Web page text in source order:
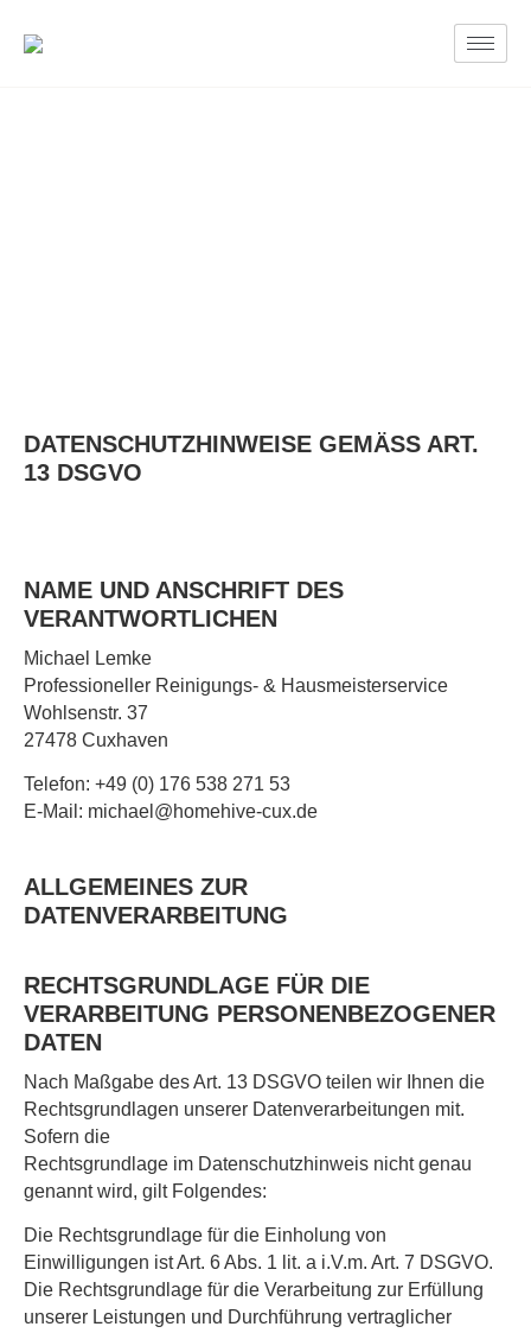
DATENSCHUTZHINWEISE GEMÄSS ART. 1
3 DSGVO
NAME UND ANSCHRIFT DES
VERANTWORTLICHEN
Michael Lemke
Professioneller Reinigungs- & Hausmeisterservice
Wohlsenstr. 37
27478 Cuxhaven
Telefon: +49 (0) 176 538 271 53
E-Mail: michael@homehive-cux.de
ALLGEMEINES ZUR
DATENVERARBEITUNG
RECHTSGRUNDLAGE FÜR DIE
VERARBEITUNG PERSONENBEZOGENER
DATEN
Nach Maßgabe des Art. 13 DSGVO teilen wir Ihnen die
Rechtsgrundlagen unserer Datenverarbeitungen mit.
Sofern die
Rechtsgrundlage im Datenschutzhinweis nicht genau
genannt wird, gilt Folgendes:
Die Rechtsgrundlage für die Einholung von
Einwilligungen ist Art. 6 Abs. 1 lit. a i.V.m. Art. 7 DSGVO.
Die Rechtsgrundlage für die Verarbeitung zur Erfüllung
unserer Leistungen und Durchführung vertraglicher